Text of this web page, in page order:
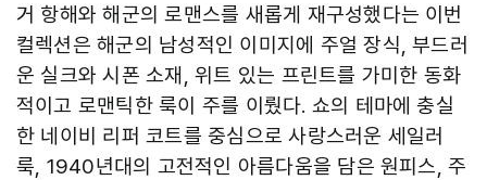
거 항해와 해군의 로맨스를 새롭게 재구성했다는 이번
컬렉션은 해군의 남성적인 이미지에 주얼 장식, 부드러
운 실크와 시폰 소재, 위트 있는 프린트를 가미한 동화
적이고 로맨틱한 룩이 주를 이뤘다. 쇼의 테마에 충실
한 네이비 리퍼 코트를 중심으로 사랑스러운 세일러
룩, 1940년대의 고전적인 아름다움을 담은 원피스, 주